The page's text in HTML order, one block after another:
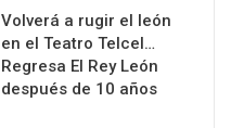
Volverá a rugir el león
en el Teatro Telcel…
Regresa El Rey León
después de 10 años